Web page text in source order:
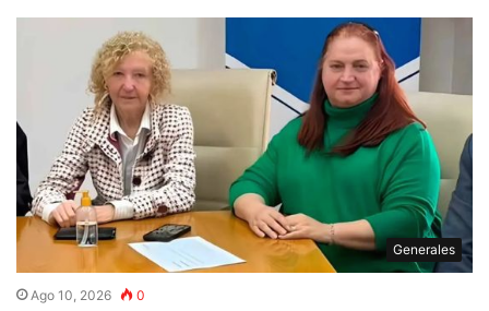
Generales
Ago 10, 2026 0